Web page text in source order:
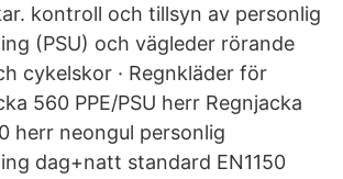
kontroll och tillsyn av personlig
(PSU) och vägleder rörande
cykelskor · Regnkläder för
560 PPE/PSU herr Regnjacka
herr neongul personlig
dag+natt standard EN1150